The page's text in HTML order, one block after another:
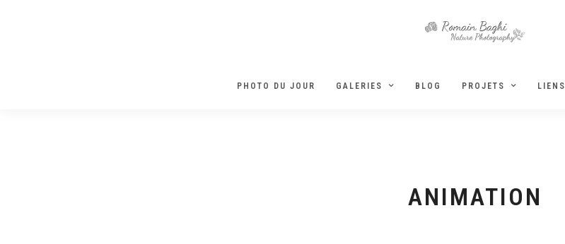
PHOTO DU JOUR GALERIES BLOG PROJETS LIENS
ANIMATION